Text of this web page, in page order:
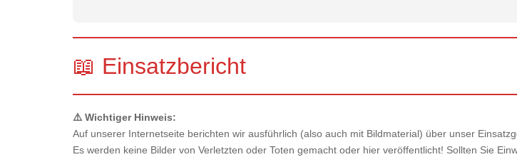
📖 Einsatzbericht
⚠️ Wichtiger Hinweis:
Auf unserer Internetseite berichten wir ausführlich (also auch mit Bildmaterial) über unser
Es werden keine Bilder von Verletzten oder Toten gemacht oder hier veröffentlicht! Sollten Sie